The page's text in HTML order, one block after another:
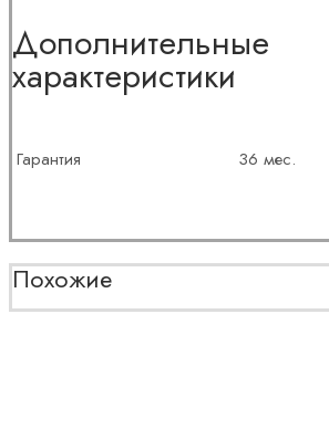
Дополнительные
характеристики
Гарантия 36 мес.
Похожие